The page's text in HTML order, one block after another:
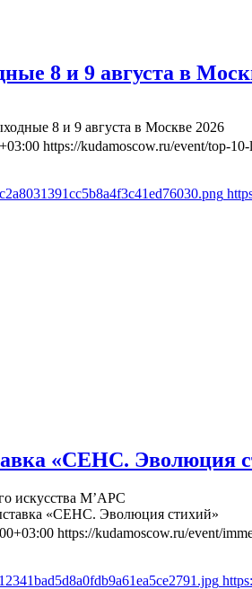
8 и 9 августа в
8 и 9 августа в Москве 2026
https://kudamoscow.ru/event/top-
«СЕНС. Эволюция
искусства М’АРС
«СЕНС. Эволюция стихий»
https://kudamoscow.ru/event/